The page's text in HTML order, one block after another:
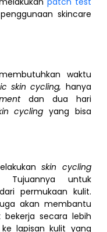
skincare
waktu
skin cycling, hanya
dan dua hari
cycling yang bisa
skin cycling
Tujuannya untuk
permukaan kulit.
akan membantu
secara lebih
lapisan kulit yang